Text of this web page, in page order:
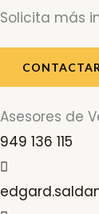
Solicita más
CONTACTAR
Asesores de
949 136 115